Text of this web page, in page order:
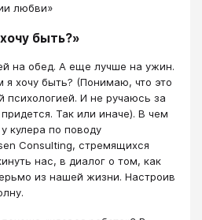
любви»
быть?»
на обед. А еще лучше на ужин.
я хочу быть? (Понимаю, что это
психологией. И не ручаюсь за
Так или иначе). В чем
кулера по поводу
Consulting, стремящихся
нас, в диалог о том, как
из нашей жизни. Настроив